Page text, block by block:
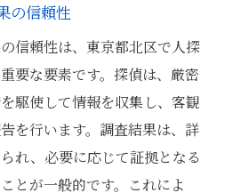
の信頼性
信頼性は、東京都北区で人探
要な要素です。探偵は、厳密
駆使して情報を収集し、客観
を行います。調査結果は、詳
れ、必要に応じて証拠となる
とが一般的です。これによ